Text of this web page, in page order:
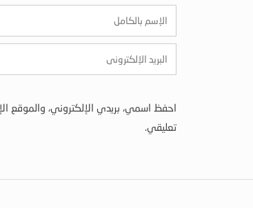
احفظ اسمي، بريدي الإلكتروني، والموقع
تعليقي.